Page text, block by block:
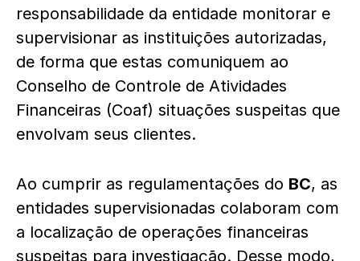
responsabilidade da entidade monitorar e
supervisionar as instituições autorizadas,
de forma que estas comuniquem ao
Conselho de Controle de Atividades
Financeiras (Coaf) situações suspeitas que
envolvam seus clientes.
Ao cumprir as regulamentações do BC, as
entidades supervisionadas colaboram com
a localização de operações financeiras
suspeitas para investigação. Desse modo,